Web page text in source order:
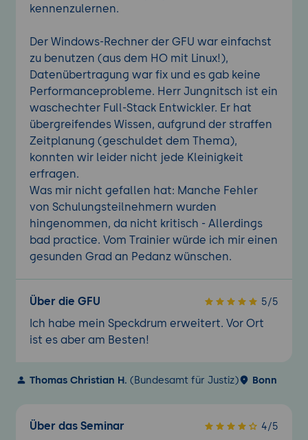
kennenzulernen.
Der Windows-Rechner der GFU war einfachst
zu benutzen (aus dem HO mit Linux!),
Datenübertragung war fix und es gab keine
Performanceprobleme. Herr Jungnitsch ist ein
waschechter Full-Stack Entwickler. Er hat
übergreifendes Wissen, aufgrund der straffen
Zeitplanung (geschuldet dem Thema),
konnten wir leider nicht jede Kleinigkeit
erfragen.
Was mir nicht gefallen hat: Manche Fehler
von Schulungsteilnehmern wurden
hingenommen, da nicht kritisch - Allerdings
bad practice. Vom Trainier würde ich mir einen
gesunden Grad an Pedanz wünschen.
Über die GFU 5/5
Ich habe mein Speckdrum erweitert. Vor Ort
ist es aber am Besten!
Thomas Christian H. (Bundesamt für Justiz) Bonn
Über das Seminar 4/5